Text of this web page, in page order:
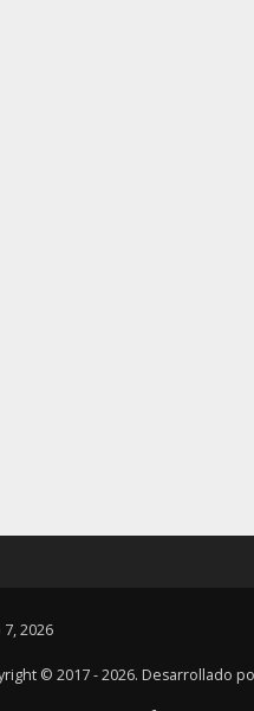
2026
© 2017 - 2026. Desarrollado